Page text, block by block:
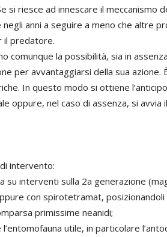
si riesce ad innescare il meccanismo
anni a seguire a meno che altre
il predatore.
comunque la possibilità, sia in
per avvantaggiarsi della sua azione.
In questo modo si ottiene
oppure, nel caso di assenza, si
intervento:
interventi sulla 2a generazione
con spirotetramat,
primissime neanidi;
utile, in particolare